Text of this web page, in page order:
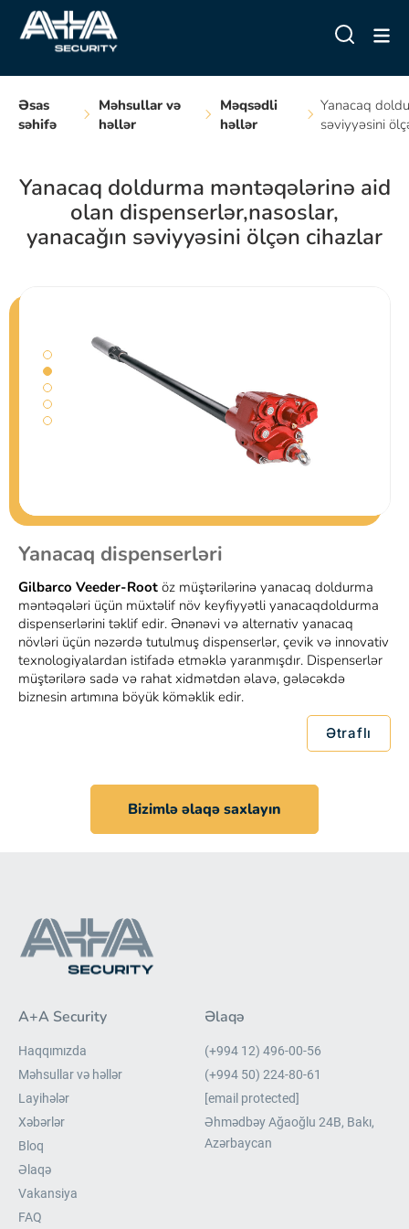
Əsas
səhifə
Məhsullar və
həllər
Məqsədli
həllər
Yanacaq
səviyyəsini
Yanacaq doldurma məntəqələrinə aid
olan dispenserlər,nasoslar,
yanacağın səviyyəsini ölçən cihazlar
Yanacaq dispenserləri
Gilbarco Veeder-Root öz müştərilərinə yanacaq doldurma
məntəqələri üçün müxtəlif növ keyfiyyətli yanacaqdoldurma
dispenserlərini təklif edir. Ənənəvi və alternativ yanacaq
növləri üçün nəzərdə tutulmuş dispenserlər, çevik və innovativ
texnologiyalardan istifadə etməklə yaranmışdır. Dispenserlər
müştərilərə sadə və rahat xidmətdən əlavə, gələcəkdə
biznesin artımına böyük köməklik edir.
Ətraflı
Bizimlə əlaqə saxlayın
A+A Security
Haqqımızda
Məhsullar və həllər
Layihələr
Xəbərlər
Bloq
Əlaqə
Vakansiya
FAQ
Əlaqə
(+994 12) 496-00-56
(+994 50) 224-80-61
[email protected]
Əhmədbəy Ağaoğlu 24B, Bakı,
Azərbaycan